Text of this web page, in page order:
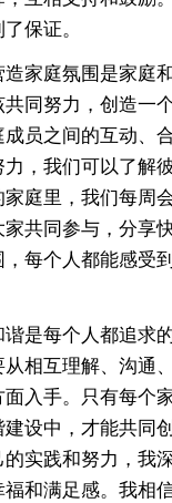
保证。
庭氛围是家庭和
同努力，创造一
员之间的互动、
，我们可以了解
庭里，我们每周
共同参与，分享
每个人都能感受
每个人都追求
相互理解、沟通
入手。只有每个
设中，才能共同
实践和努力，我
和满足感。我相